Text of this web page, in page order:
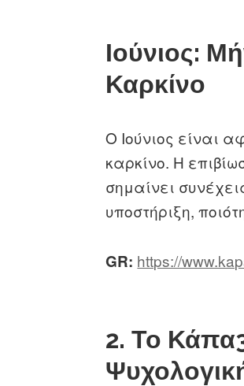
Ιούνιος:
Καρκίνο
Ο Ιούνιος είναι
καρκίνο. Η
σημαίνει
υποστήριξη,
GR: https://
2. Το